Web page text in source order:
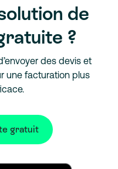
de
?
des devis et
une facturation plus
gratuit